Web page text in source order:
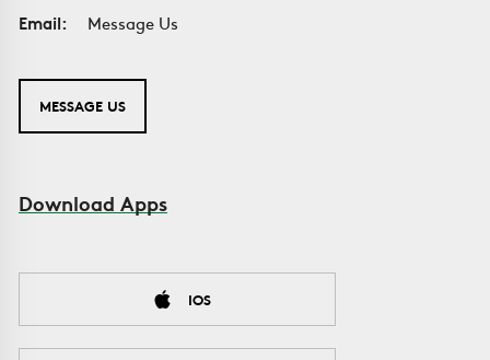
Email:
Message Us
MESSAGE US
Download Apps
IOS